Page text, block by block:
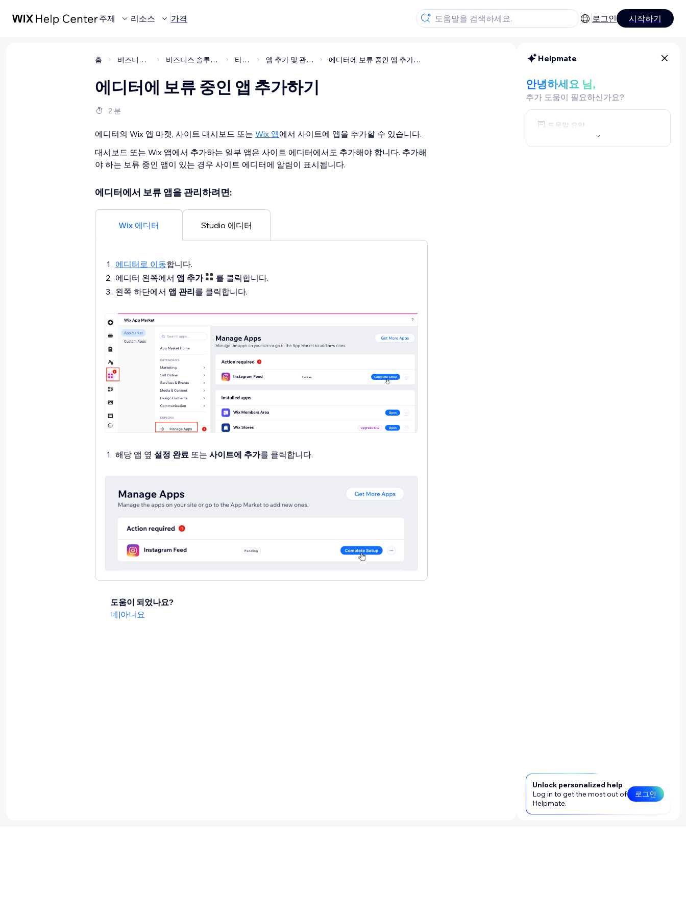
주제 리소스 가격 로그인 시작하기
홈 비즈니스 관리 비즈니스 솔루션 및 앱 타사 앱 앱 추가 및 관리하기 에디터에 보류 중인 앱 추가하기
에디터에 보류 중인 앱 추가하기
2 분
에디터의 Wix 앱 마켓, 사이트 대시보드 또는 Wix 앱에서 사이트에 앱을 추가할 수 있습니다.
대시보드 또는 Wix 앱에서 추가하는 일부 앱은 사이트 에디터에서도 추가해야 합니다. 추가해
야 하는 보류 중인 앱이 있는 경우 사이트 에디터에 알림이 표시됩니다.
에디터에서 보류 앱을 관리하려면:
Wix 에디터 Studio 에디터
에디터로 이동합니다.
에디터 왼쪽에서 앱 추가
를 클릭합니다.
왼쪽 하단에서 앱 관리를 클릭합니다.
해당 앱 옆 설정 완료 또는 사이트에 추가를 클릭합니다.
도움이 되었나요?
네|아니요
Helpmate
안녕하세요 님,
추가 도움이 필요하신가요?
도움말 요약
Unlock personalized help
Log in to get the most out of
Helpmate.
로그인